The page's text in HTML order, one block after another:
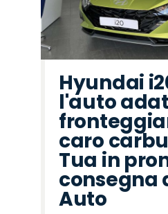
Hyundai
l'auto
caro
Tua in
consegna
Auto